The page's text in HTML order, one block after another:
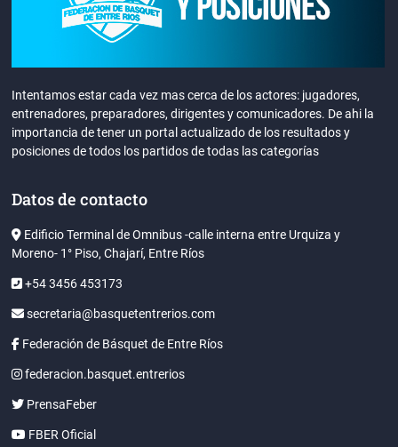
Intentamos estar cada vez mas cerca de los actores: jugadores,
entrenadores, preparadores, dirigentes y comunicadores. De ahi la
importancia de tener un portal actualizado de los resultados y
posiciones de todos los partidos de todas las categorías
Datos de contacto
Edificio Terminal de Omnibus -calle interna entre Urquiza y
Moreno- 1° Piso, Chajarí, Entre Ríos
+54 3456 453173
secretaria@basquetentrerios.com
Federación de Básquet de Entre Ríos
federacion.basquet.entrerios
PrensaFeber
FBER Oficial